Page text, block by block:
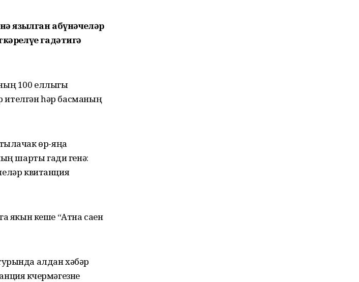
язылган абүнәчеләр
гадәтигә
100 еллыгы
ителгән һәр басманың
өр-яңа
шарты гади генә:
квитанция
якын кеше “Атна саен
алдан хәбәр
күчермәгезне